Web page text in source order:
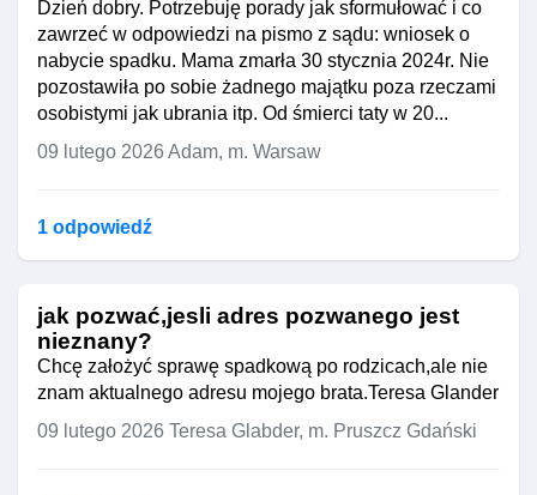
Dzień dobry. Potrzebuję porady jak sformułować i co
zawrzeć w odpowiedzi na pismo z sądu: wniosek o
nabycie spadku. Mama zmarła 30 stycznia 2024r. Nie
pozostawiła po sobie żadnego majątku poza rzeczami
osobistymi jak ubrania itp. Od śmierci taty w 20...
09 lutego 2026 Adam, m. Warsaw
1 odpowiedź
jak pozwać,jesli adres pozwanego jest
nieznany?
Chcę założyć sprawę spadkową po rodzicach,ale nie
znam aktualnego adresu mojego brata.Teresa Glander
09 lutego 2026 Teresa Glabder, m. Pruszcz Gdański